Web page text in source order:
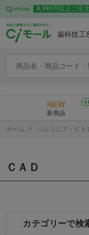
4,990円以上ご注
歯科技工
NEW
新商品
ホーム ジルコニア・ＣＡ
ＣＡＤ
カテゴリーで検